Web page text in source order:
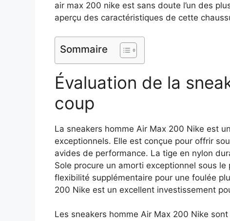
air max 200 nike est sans doute l’un des
aperçu des caractéristiques de cette
Sommaire
Évaluation de la
coup
La sneakers homme Air Max 200 Nike est
exceptionnels. Elle est conçue pour offrir
avides de performance. La tige en nylon
Sole procure un amorti exceptionnel sous
flexibilité supplémentaire pour une foulée
200 Nike est un excellent investissement
Les sneakers homme Air Max 200 Nike